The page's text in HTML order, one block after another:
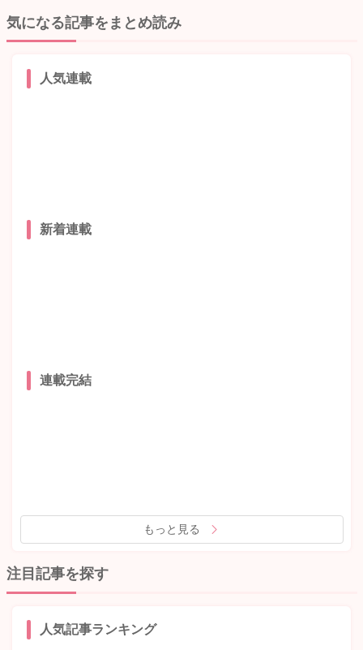
気になる記事をまとめ読み
人気連載
新着連載
連載完結
もっと見る
注目記事を探す
人気記事ランキング